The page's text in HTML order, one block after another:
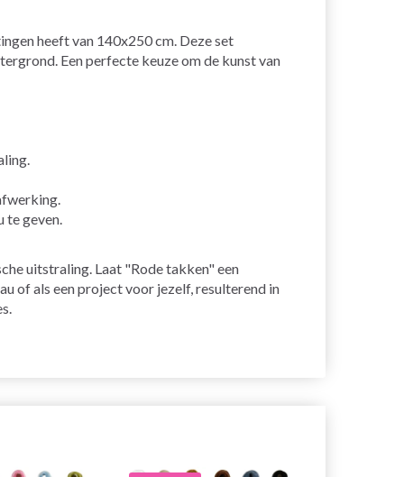
heeft van 140x250 cm. Deze set
Een perfecte keuze om de kunst van
te geven.
uitstraling. Laat "Rode takken" een
of als een project voor jezelf, resulterend in